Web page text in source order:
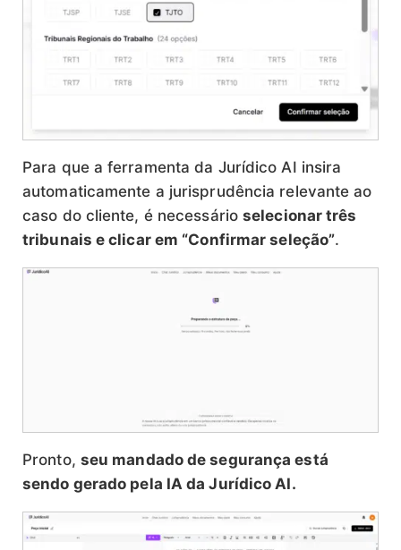
Para que a ferramenta da Jurídico AI insira
automaticamente a jurisprudência relevante ao
caso do cliente, é necessárioselecionar três
tribunais e clicar em “Confirmar seleção”.
Pronto, seu mandado de segurança está
sendo gerado pela IA da Jurídico AI.